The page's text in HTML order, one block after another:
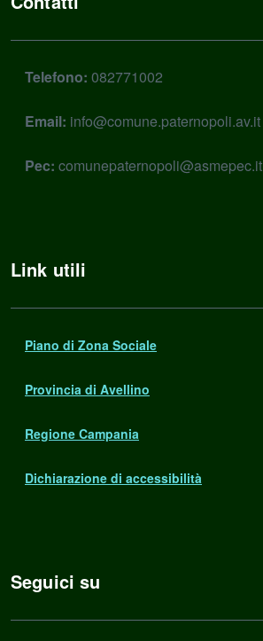
Telefono: 082771002
Email: info@comune.paternopoli.av.it
Pec: comunepaternopoli@asmepec.it
Link utili
Piano di Zona Sociale
Provincia di Avellino
Regione Campania
Dichiarazione di accessibilità
Seguici su